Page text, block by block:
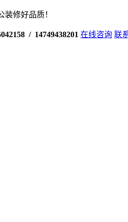
修好品质！
/ 14749438201 在线咨询 联